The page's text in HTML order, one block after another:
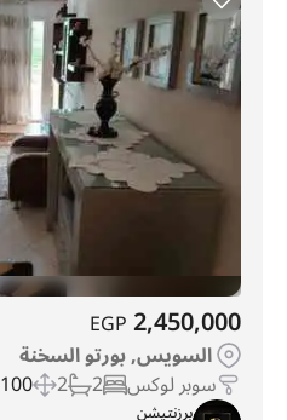
2,450,000
EGP
السويس, بورتو السخنة
سوبر لوكس 2
2
100 m
برزنتيشن